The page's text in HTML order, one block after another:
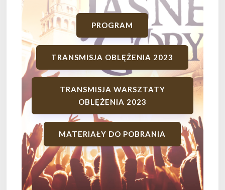
PROGRAM
TRANSMISJA OBLĘŻENIA 2023
TRANSMISJA WARSZTATY
OBLĘŻENIA 2023
MATERIAŁY DO POBRANIA